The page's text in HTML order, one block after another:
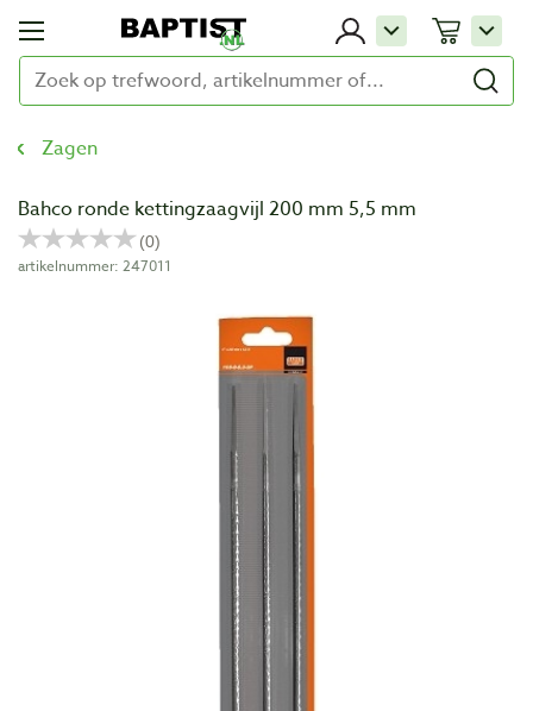
Zagen
Bahco ronde kettingzaagvijl 200 mm 5,5 mm
artikelnummer: 247011